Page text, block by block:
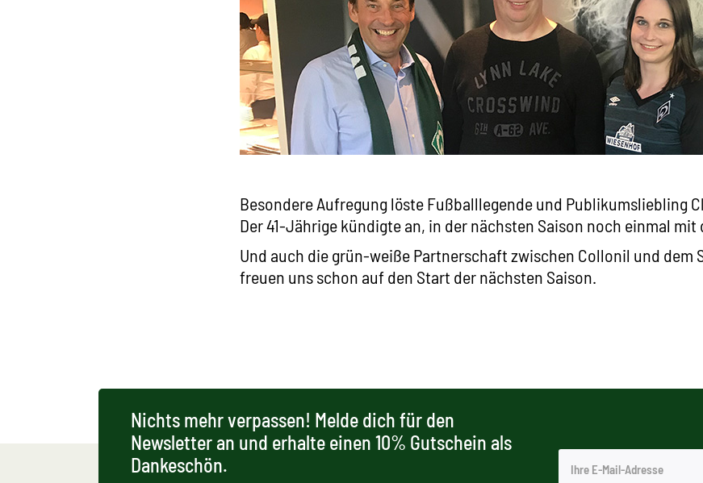
Besondere Aufregung löste Fußballlegende und Publikumsliebling
Der 41-Jährige kündigte an, in der nächsten Saison noch einmal mit
Und auch die grün-weiße Partnerschaft zwischen Collonil und dem
freuen uns schon auf den Start der nächsten Saison.
Nichts mehr verpassen! Melde dich für den
Newsletter an und erhalte einen 10% Gutschein als
Dankeschön.